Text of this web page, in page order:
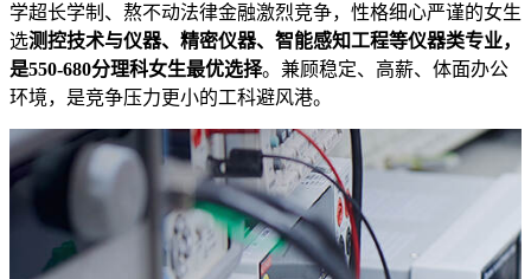
学超长学制、熬不动法律金融激烈竞争，性格细心严谨的女生
选测控技术与仪器、精密仪器、智能感知工程等仪器类专业，
是550-680分理科女生最优选择。兼顾稳定、高薪、体面办公
环境，是竞争压力更小的工科避风港。